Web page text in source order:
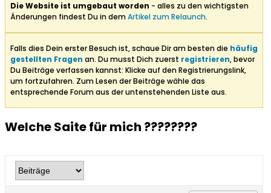
Die Website ist umgebaut worden - alles zu den wichtigsten
Änderungen findest Du in demArtikel zum Relaunch.
Falls dies Dein erster Besuch ist, schaue Dir am besten die häufig
gestellten Fragen an. Du musst Dich zuerst registrieren, bevor
Du Beiträge verfassen kannst: Klicke auf den Registrierungslink,
um fortzufahren. Zum Lesen der Beiträge wähle das
entsprechende Forum aus der untenstehenden Liste aus.
Welche Saite für mich ????????